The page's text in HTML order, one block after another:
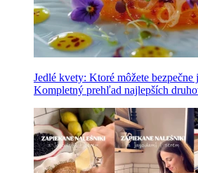
Jedlé kvety: Ktoré môžete
Kompletný prehľad najlepších